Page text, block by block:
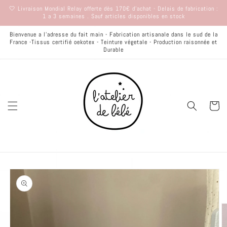
passer
🤍 Livraison Mondial Relay offerte dès 170€ d'achat - Delais de fabrication :
1 a 3 semaines . Sauf articles disponibles en stock
Bienvenue a l'adresse du fait main - Fabrication artisanale dans le sud de la
France -Tissus certifié oekotex - Teinture végetale - Production raisonnée et
Durable
Panier
Passer aux
informations
produits